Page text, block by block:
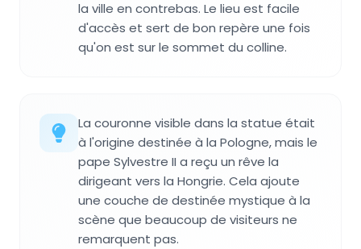
la ville en contrebas. Le lieu est facile
d'accès et sert de bon repère une fois
qu'on est sur le sommet du colline.
La couronne visible dans la statue était
à l'origine destinée à la Pologne, mais le
pape Sylvestre II a reçu un rêve la
dirigeant vers la Hongrie. Cela ajoute
une couche de destinée mystique à la
scène que beaucoup de visiteurs ne
remarquent pas.